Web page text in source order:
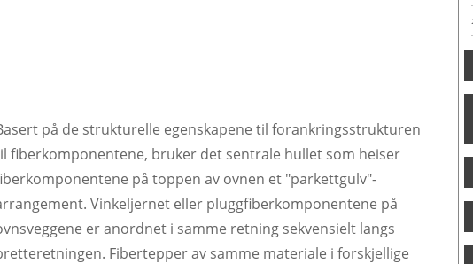
på de strukturelle egenskapene til forankringsstrukturen
fiberkomponentene, bruker det sentrale hullet som heiser
på toppen av ovnen et "parkettgulv"-
Vinkeljernet eller pluggfiberkomponentene på
er anordnet i samme retning sekvensielt langs
Fibertepper av samme materiale i forskjellige